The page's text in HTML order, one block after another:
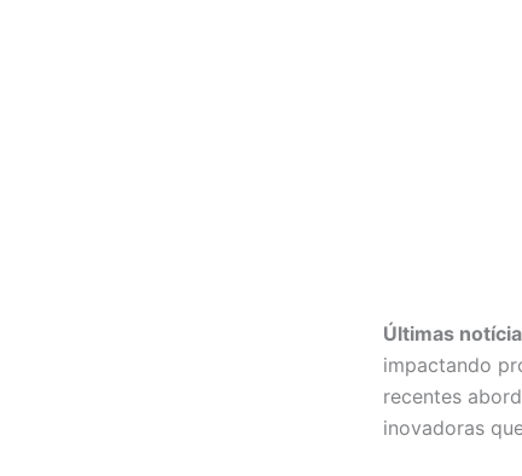
Últimas
impactando
recentes
inovadoras